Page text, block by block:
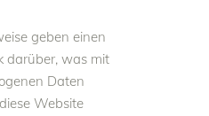
geben einen
darüber, was mit
Daten
Website